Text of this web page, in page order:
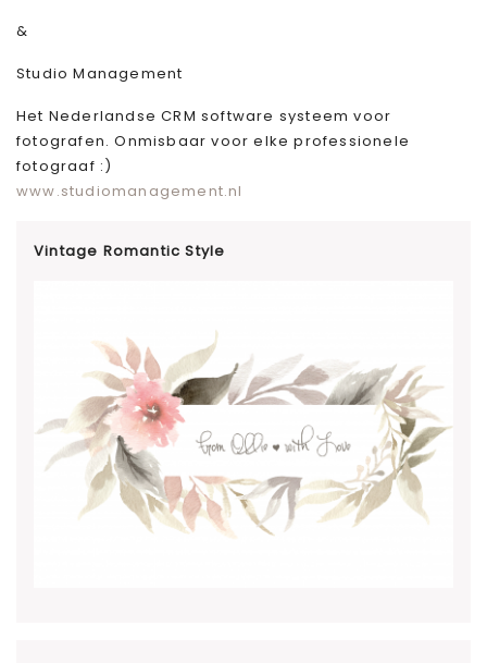
&
Studio Management
Het Nederlandse CRM software systeem voor
fotografen. Onmisbaar voor elke professionele
fotograaf :)
www.studiomanagement.nl
Vintage Romantic Style